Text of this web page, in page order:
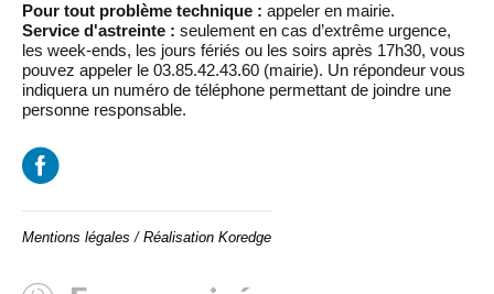
Pour tout problème technique : appeler en mairie.
Service d'astreinte : seulement en cas d’extrême urgence,
les week-ends, les jours fériés ou les soirs après 17h30, vous
pouvez appeler le 03.85.42.43.60 (mairie). Un répondeur vous
indiquera un numéro de téléphone permettant de joindre une
personne responsable.
Mentions légales / Réalisation Koredge